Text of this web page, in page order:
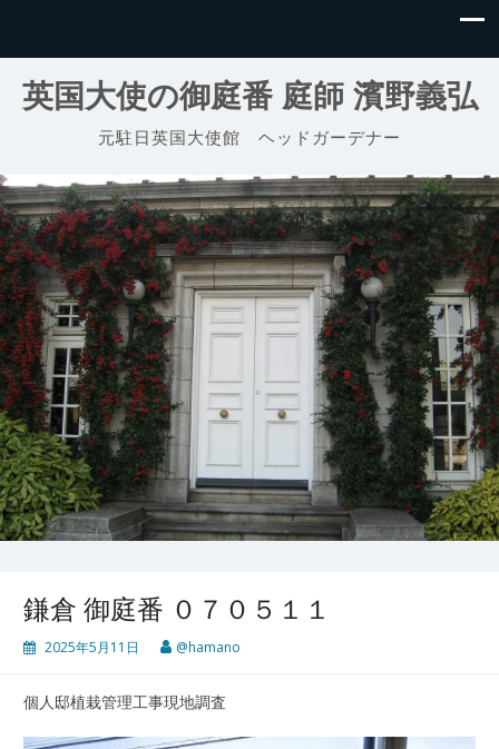
英国大使の御庭番 庭師 濱野義弘
元駐日英国大使館 ヘッドガーデナー
鎌倉 御庭番 ０７０５１１
2025年5月11日 @hamano
個人邸植栽管理工事現地調査